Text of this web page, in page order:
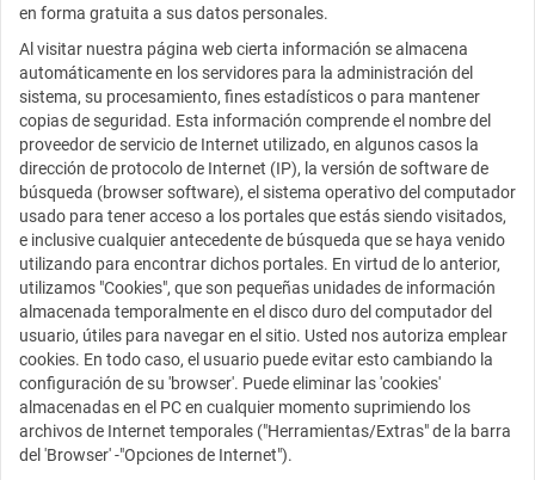
en forma gratuita a sus datos personales.
Al visitar nuestra página web cierta información se almacena
automáticamente en los servidores para la administración del
sistema, su procesamiento, fines estadísticos o para mantener
copias de seguridad. Esta información comprende el nombre del
proveedor de servicio de Internet utilizado, en algunos casos la
dirección de protocolo de Internet (IP), la versión de software de
búsqueda (browser software), el sistema operativo del computador
usado para tener acceso a los portales que estás siendo visitados,
e inclusive cualquier antecedente de búsqueda que se haya venido
utilizando para encontrar dichos portales. En virtud de lo anterior,
utilizamos "Cookies", que son pequeñas unidades de información
almacenada temporalmente en el disco duro del computador del
usuario, útiles para navegar en el sitio. Usted nos autoriza emplear
cookies. En todo caso, el usuario puede evitar esto cambiando la
configuración de su 'browser'. Puede eliminar las 'cookies'
almacenadas en el PC en cualquier momento suprimiendo los
archivos de Internet temporales ("Herramientas/Extras" de la barra
del 'Browser' -"Opciones de Internet").